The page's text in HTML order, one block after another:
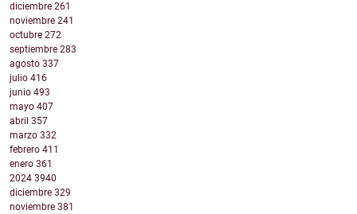
diciembre 261
noviembre 241
octubre 272
septiembre 283
agosto 337
julio 416
junio 493
mayo 407
abril 357
marzo 332
febrero 411
enero 361
2024 3940
diciembre 329
noviembre 381